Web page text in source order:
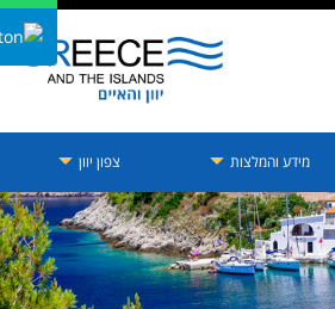
מידע והמלצות צפון יוון